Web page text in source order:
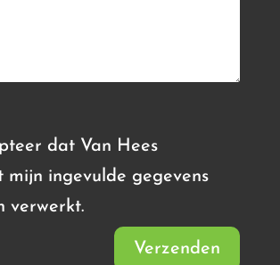
dat Van Hees
mijn ingevulde gegevens
verwerkt.
Verzenden